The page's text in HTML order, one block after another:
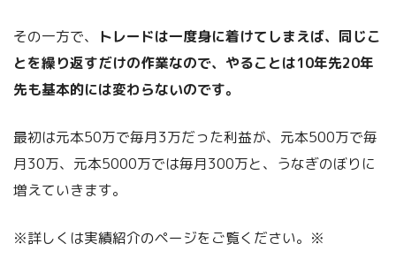
その一方で、
トレードは一度身に着けてしまえば、同じこ
とを繰り返すだけの作業なので、やることは10年先20年
先も基本的には変わらないのです。
最初は元本50万で毎月3万だった利益が、元本500万で毎
月30万、元本5000万では毎月300万と、うなぎのぼりに
増えていきます。
※詳しくは実績紹介のページをご覧ください。※